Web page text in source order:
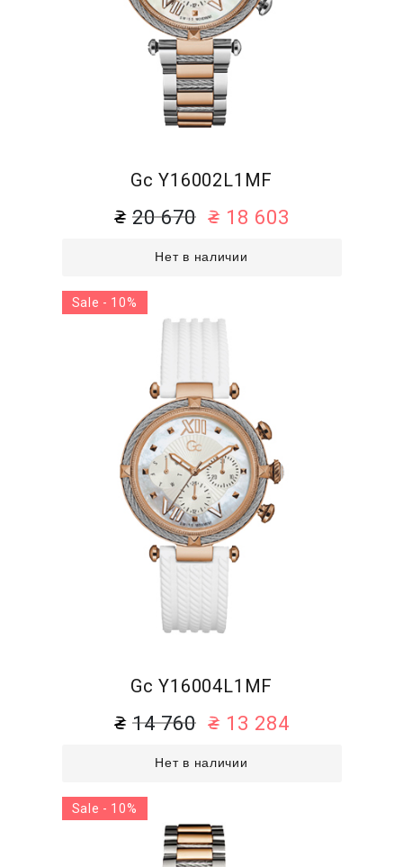
Gc Y16002L1MF
20 670 18 603
Нет в наличии
Gc Y16004L1MF
14 760 13 284
Нет в наличии
Sale - 10%
Sale - 10%